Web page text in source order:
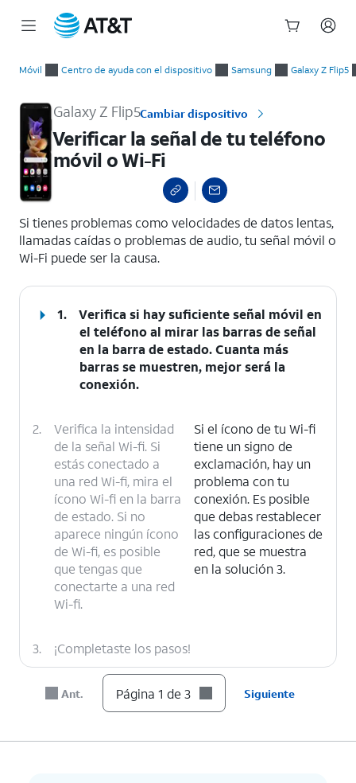
Móvil Centro de ayuda con el dispositivo Samsung Galaxy Z Flip5
Galaxy Z Flip5Cambiar dispositivo
Verificar la señal de tu teléfono
móvil o Wi-Fi
Si tienes problemas como velocidades de datos lentas,
llamadas caídas o problemas de audio, tu señal móvil o
Wi-Fi puede ser la causa.
1.
Verifica si hay suficiente señal móvil en
el teléfono al mirar las barras de señal
en la barra de estado. Cuanta más
barras se muestren, mejor será la
conexión.
2.
Verifica la intensidad
de la señal Wi-fi. Si
estás conectado a
una red Wi-fi, mira el
ícono Wi-fi en la barra
de estado. Si no
aparece ningún ícono
de Wi-fi, es posible
que tengas que
conectarte a una red
Wi-fi.
Si el ícono de tu Wi-fi
tiene un signo de
exclamación, hay un
problema con tu
conexión. Es posible
que debas restablecer
las configuraciones de
red, que se muestra
en la solución 3.
3. ¡Completaste los pasos!
Ant. Página 1 de 3 Siguiente